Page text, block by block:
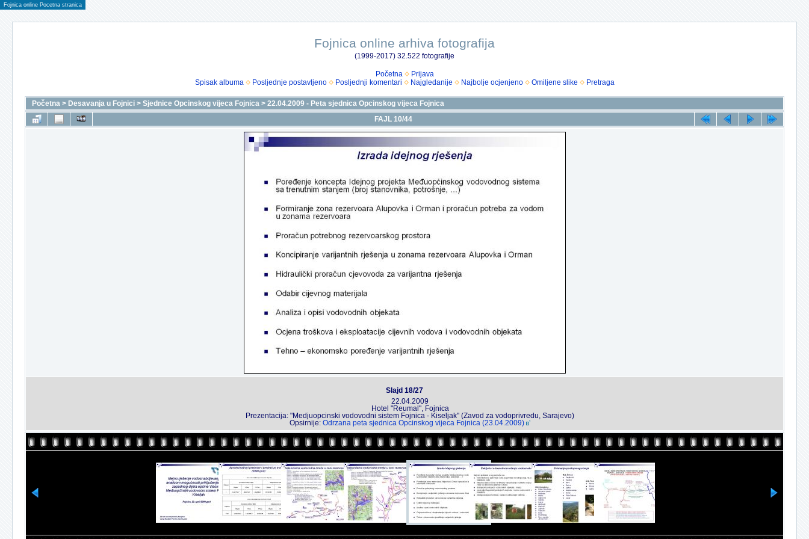
Fojnica online Pocetna stranica
Fojnica online arhiva fotografija
(1999-2017) 32.522 fotografije
Početna
Prijava
Spisak albuma
Posljednje postavljeno Posljednji komentari Najgledanije Najbolje ocjenjeno Omiljene slike Pretraga
Početna > Desavanja u Fojnici > Sjednice Opcinskog vijeca Fojnica > 22.04.2009 - Peta sjednica Opcinskog vijeca Fojnica
FAJL 10/44
Slajd 18/27
22.04.2009
Hotel "Reumal", Fojnica
Prezentacija: "Medjuopcinski vodovodni sistem Fojnica - Kiseljak" (Zavod za vodoprivredu, Sarajevo)
Opsirnije: Odrzana peta sjednica Opcinskog vijeca Fojnica (23.04.2009)